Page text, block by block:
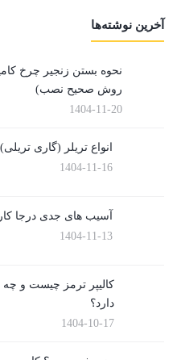
آخرین نوشته‌ها
نحوه بستن زنجیر چرخ
روش صحیح نصب)
1404-11-20
انواع تریلر (گاری
1404-11-16
آسیب های جدی درجا
1404-11-13
کالیپر ترمز چیست و
دارد؟
1404-10-17